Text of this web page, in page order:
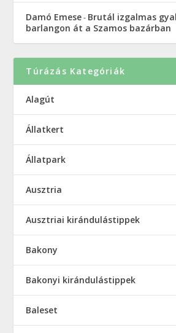
Damó Emese- Brutál izgalmas
barlangon át a Szamos bazárban
Túrázás Kategóriák
Alagút
Állatkert
Állatpark
Ausztria
Ausztriai kirándulástippek
Bakony
Bakonyi kirándulástippek
Baleset